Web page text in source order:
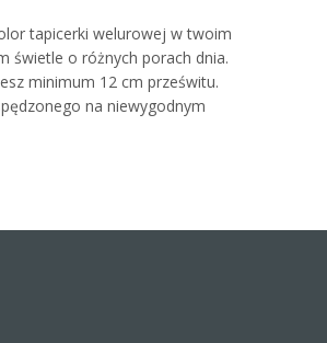
tapicerki welurowej w twoim
świetle o różnych porach dnia.
minimum 12 cm prześwitu.
na niewygodnym